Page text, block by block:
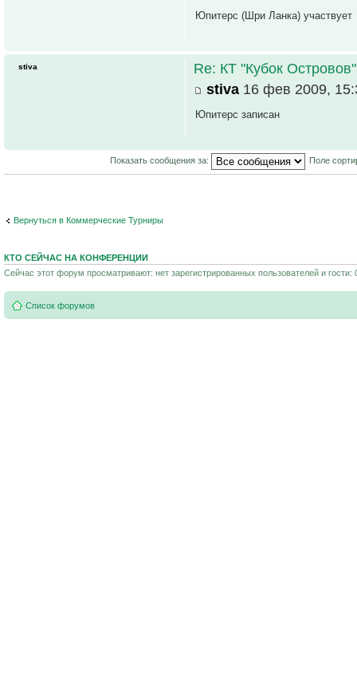
Юпитерс (Шри Ланка) участвует
Re: КТ "Кубок
stiva 16 фев 2009,
Юпитерс записан
stiva
Показать сообщения за: Поле
Вернуться в Коммерческие Турниры
КТО СЕЙЧАС НА КОНФЕРЕНЦИИ
Сейчас этот форум просматривают: нет зарегистрированных пользователей и гости:
Список форумов